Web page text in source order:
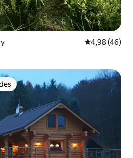
4,98 de uma
4,98 (46)
dos hóspedes